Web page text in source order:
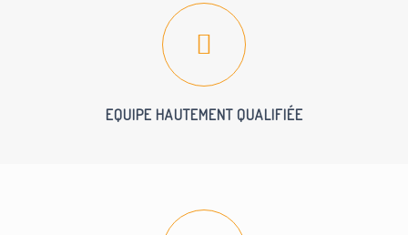
EQUIPE HAUTEMENT QUALIFIÉE